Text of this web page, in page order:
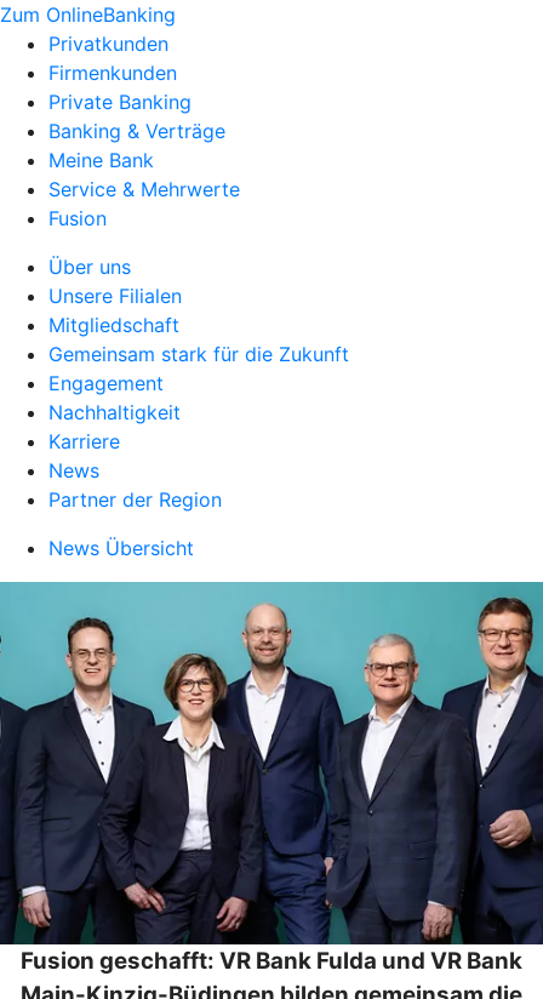
Zum OnlineBanking
Privatkunden
Firmenkunden
Private Banking
Banking & Verträge
Meine Bank
Service & Mehrwerte
Fusion
Über uns
Unsere Filialen
Mitgliedschaft
Gemeinsam stark für die Zukunft
Engagement
Nachhaltigkeit
Karriere
News
Partner der Region
News Übersicht
Fusion geschafft: VR Bank Fulda und VR Bank